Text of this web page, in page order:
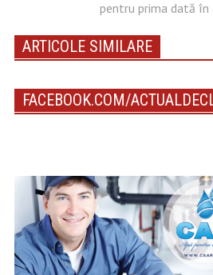
pentru prima dată în
ARTICOLE SIMILARE
FACEBOOK.COM/